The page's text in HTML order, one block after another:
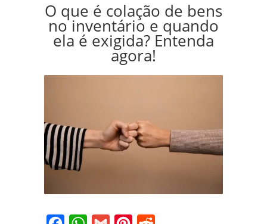
O que é colação de bens
no inventário e quando
ela é exigida? Entenda
agora!